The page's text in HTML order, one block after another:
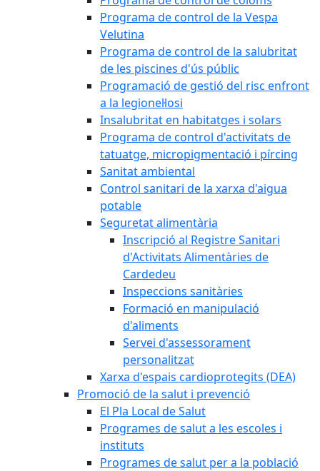
Programa de control de la Vespa
Velutina
Programa de control de la salubritat
de les piscines d'ús públic
Programació de gestió del risc enfront
a la legionel·losi
Insalubritat en habitatges i solars
Programa de control d'activitats de
tatuatge, micropigmentació i pírcing
Sanitat ambiental
Control sanitari de la xarxa d'aigua
potable
Seguretat alimentària
Inscripció al Registre Sanitari
d'Activitats Alimentàries de
Cardedeu
Inspeccions sanitàries
Formació en manipulació
d'aliments
Servei d'assessorament
personalitzat
Xarxa d'espais cardioprotegits (DEA)
Promoció de la salut i prevenció
El Pla Local de Salut
Programes de salut a les escoles i
instituts
Programes de salut per a la població